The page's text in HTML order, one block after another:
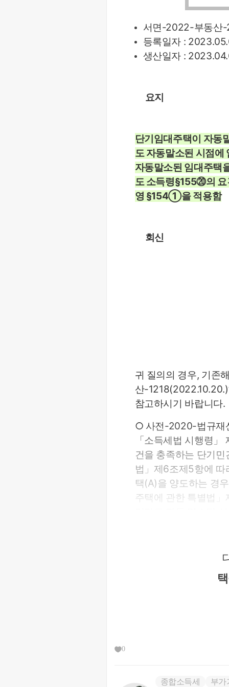
서면-2022-부동산
등록일자 :
생산일자 :
요지
단기임대주택이 자동
도 자동말소된 시점에
자동말소된 임대주택
도 소득령§155⑳의 요
영 §154①을 적용함
회신
귀 질의의 경우, 기존
산-
참고하시기 바랍니다.
○ 사전-2020-법규재
「소득세법 시행령
건을 충족하는 단기
법」제6조제5항에 따
택(A)을 양도하는 경
주택에 관한 특별법
료한 날 등록이 말소
로서 임대등록이 말
0
종합소득세 부가